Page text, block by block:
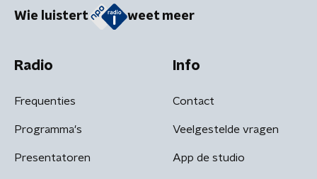
Wie luistert weet meer
Radio
Frequenties
Programma's
Presentatoren
Info
Contact
Veelgestelde vragen
App de studio